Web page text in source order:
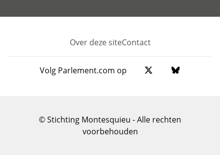
Footer
Over deze siteContact
Volg Parlement.com op
© Stichting Montesquieu - Alle rechten
voorbehouden